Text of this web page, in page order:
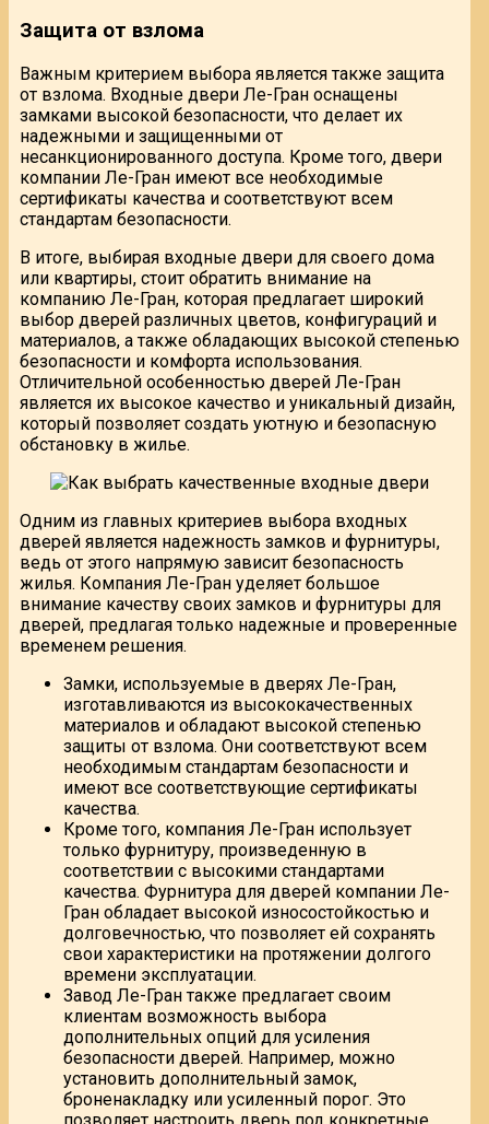
Защита от взлома
Важным критерием выбора является также защита
от взлома. Входные двери Ле-Гран оснащены
замками высокой безопасности, что делает их
надежными и защищенными от
несанкционированного доступа. Кроме того, двери
компании Ле-Гран имеют все необходимые
сертификаты качества и соответствуют всем
стандартам безопасности.
В итоге, выбирая входные двери для своего дома
или квартиры, стоит обратить внимание на
компанию Ле-Гран, которая предлагает широкий
выбор дверей различных цветов, конфигураций и
материалов, а также обладающих высокой степенью
безопасности и комфорта использования.
Отличительной особенностью дверей Ле-Гран
является их высокое качество и уникальный дизайн,
который позволяет создать уютную и безопасную
обстановку в жилье.
Одним из главных критериев выбора входных
дверей является надежность замков и фурнитуры,
ведь от этого напрямую зависит безопасность
жилья. Компания Ле-Гран уделяет большое
внимание качеству своих замков и фурнитуры для
дверей, предлагая только надежные и проверенные
временем решения.
Замки, используемые в дверях Ле-Гран,
изготавливаются из высококачественных
материалов и обладают высокой степенью
защиты от взлома. Они соответствуют всем
необходимым стандартам безопасности и
имеют все соответствующие сертификаты
качества.
Кроме того, компания Ле-Гран использует
только фурнитуру, произведенную в
соответствии с высокими стандартами
качества. Фурнитура для дверей компании Ле-
Гран обладает высокой износостойкостью и
долговечностью, что позволяет ей сохранять
свои характеристики на протяжении долгого
времени эксплуатации.
Завод Ле-Гран также предлагает своим
клиентам возможность выбора
дополнительных опций для усиления
безопасности дверей. Например, можно
установить дополнительный замок,
броненакладку или усиленный порог. Это